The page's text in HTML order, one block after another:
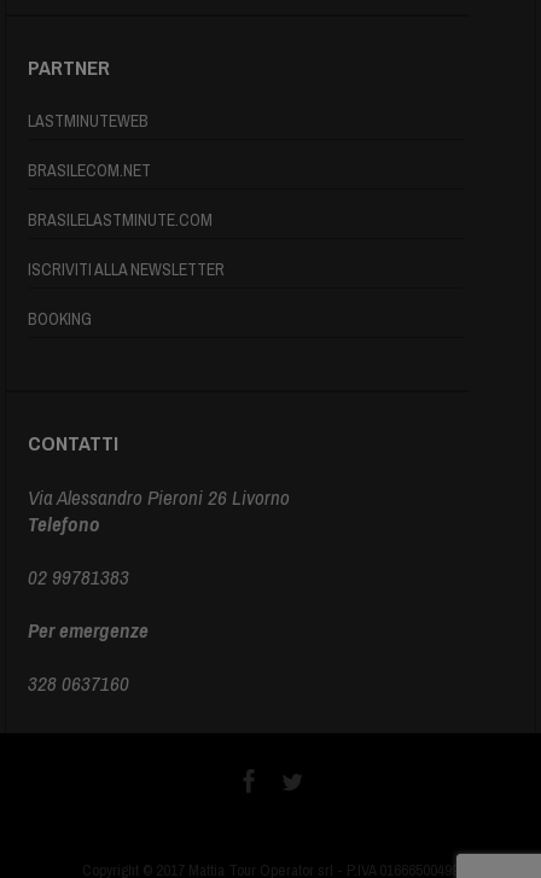
PARTNER
LASTMINUTEWEB
BRASILECOM.NET
BRASILELASTMINUTE.COM
ISCRIVITI ALLA NEWSLETTER
BOOKING
CONTATTI
Via Alessandro Pieroni 26 Livorno
Telefono
02 99781383
Per emergenze
328 0637160
Copyright © 2017 Mattia Tour Operator srl - P.IVA 01666500499